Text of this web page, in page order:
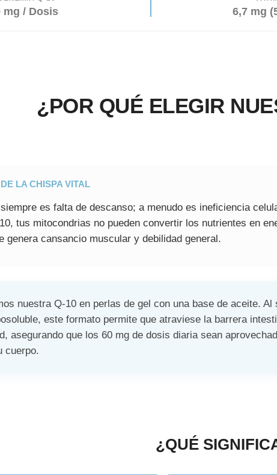
mg / Dosis 6,7 mg
¿POR QUÉ ELEGIR
LA CHISPA VITAL
es falta de descanso; a menudo es ineficiencia
tus mitocondrias no pueden convertir los nutrientes en
genera cansancio muscular y debilidad general.
nuestra Q-10 en perlas de gel con una base de aceite. Al
este formato permite que atraviese la barrera
asegurando que los 60 mg de dosis diaria sean
cuerpo.
¿QUÉ